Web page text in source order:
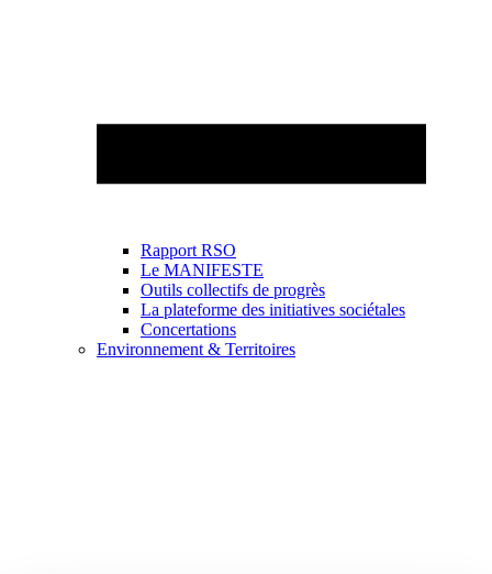
Rapport RSO
Le MANIFESTE
Outils collectifs de progrès
La plateforme des initiatives sociétales
Concertations
Environnement & Territoires